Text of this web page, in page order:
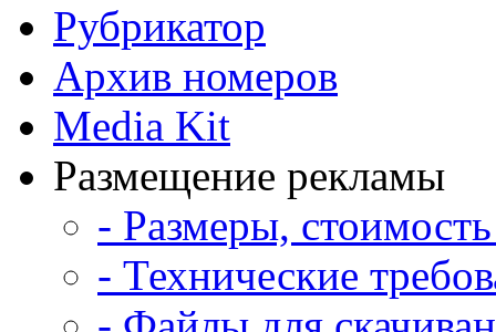
Рубрикатор
Архив номеров
Media Kit
Размещение рекламы
- Размеры,
- Технические